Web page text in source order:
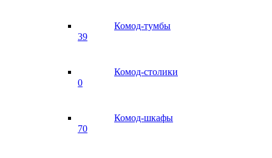
Комод-тумбы
39
Комод-столики
0
Комод-шкафы
70